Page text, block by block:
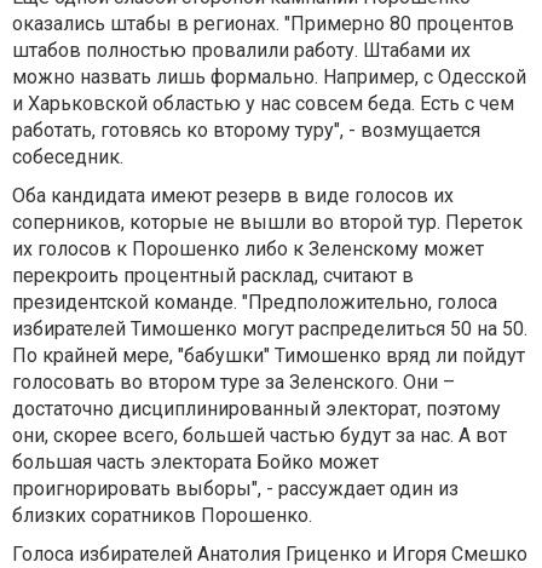
оказались штабы в регионах. "Примерно 80 процентов
штабов полностью провалили работу. Штабами их
можно назвать лишь формально. Например, с Одесской
и Харьковской областью у нас совсем беда. Есть с чем
работать, готовясь ко второму туру", - возмущается
собеседник.
Оба кандидата имеют резерв в виде голосов их
соперников, которые не вышли во второй тур. Переток
их голосов к Порошенко либо к Зеленскому может
перекроить процентный расклад, считают в
президентской команде. "Предположительно, голоса
избирателей Тимошенко могут распределиться 50 на 50.
По крайней мере, "бабушки" Тимошенко вряд ли пойдут
голосовать во втором туре за Зеленского. Они –
достаточно дисциплинированный электорат, поэтому
они, скорее всего, большей частью будут за нас. А вот
большая часть электората Бойко может
проигнорировать выборы", - рассуждает один из
близких соратников Порошенко.
Голоса избирателей Анатолия Гриценко и Игоря Смешко